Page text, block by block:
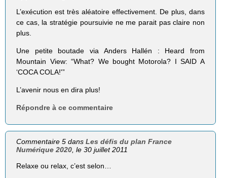
L’exécution est très aléatoire effectivement. De plus, dans
ce cas, la stratégie poursuivie ne me parait pas claire non
plus.
Une petite boutade via Anders Hallén : Heard from
Mountain View: “What? We bought Motorola? I SAID A
‘COCA COLA!'”
L’avenir nous en dira plus!
Répondre à ce commentaire
Commentaire 5 dansLes défis du plan France
Numérique 2020 , le 30 juillet 2011
Relaxe ou relax, c’est selon…